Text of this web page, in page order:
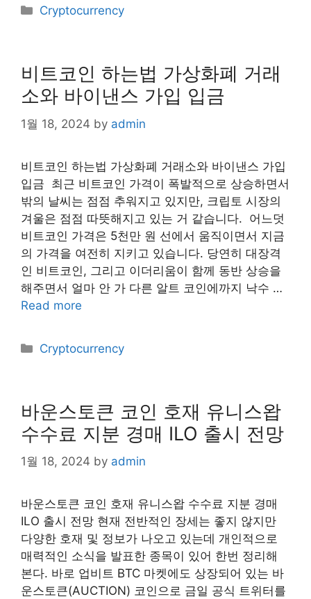
Categories
Cryptocurrency
비트코인 하는법 가상화폐 거래
소와 바이낸스 가입 입금
1월 18, 2024 by admin
비트코인 하는법 가상화폐 거래소와 바이낸스 가입
입금 ​ 최근 비트코인 가격이 폭발적으로 상승하면서
밖의 날씨는 점점 추워지고 있지만, 크립토 시장의
겨울은 점점 따뜻해지고 있는 거 같습니다. ​ 어느덧
비트코인 가격은 5천만 원 선에서 움직이면서 지금
의 가격을 여전히 지키고 있습니다. 당연히 대장격
인 비트코인, 그리고 이더리움이 함께 동반 상승을
해주면서 얼마 안 가 다른 알트 코인에까지 낙수 …
Read more
Categories
Cryptocurrency
바운스토큰 코인 호재 유니스왑
수수료 지분 경매 ILO 출시 전망
1월 18, 2024 by admin
바운스토큰 코인 호재 유니스왑 수수료 지분 경매
ILO 출시 전망 현재 전반적인 장세는 좋지 않지만
다양한 호재 및 정보가 나오고 있는데 개인적으로
매력적인 소식을 발표한 종목이 있어 한번 정리해
본다. 바로 업비트 BTC 마켓에도 상장되어 있는 바
운스토큰(AUCTION) 코인으로 금일 공식 트위터를